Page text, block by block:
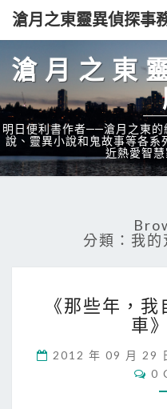
滄月之東靈異偵探事
滄月之東
明日便利書作者──滄月之東
說、靈異小說和鬼故事等各系
近熱愛智
分類：我
《那些年，
車
2012 年 09 月 29
C
O
0